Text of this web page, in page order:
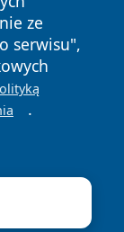
ze
serwisu",
.
Polityka
Cookies